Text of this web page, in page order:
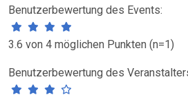
Benutzerbewertung des Events:
3.6 von 4 möglichen Punkten (n=1)
Benutzerbewertung des